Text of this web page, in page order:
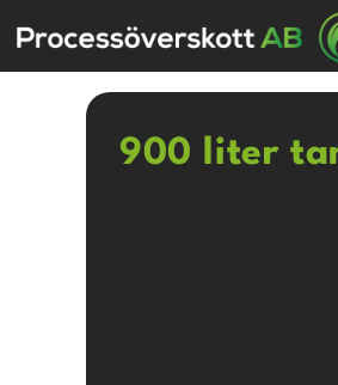
900 liter